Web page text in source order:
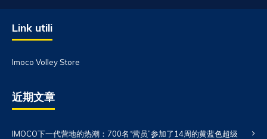
Link utili
Imoco Volley Store
近期文章
IMOCO下一代营地的热潮：700名“营员”参加了14周的黄蓝色超级